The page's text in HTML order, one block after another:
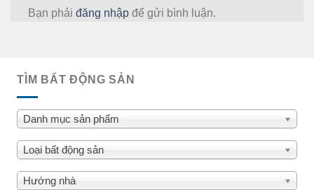
Bạn phải đăng nhập để gửi bình luận.
TÌM BẤT ĐỘNG SẢN
Danh mục sản phẩm
Loại bất động sản
Hướng nhà